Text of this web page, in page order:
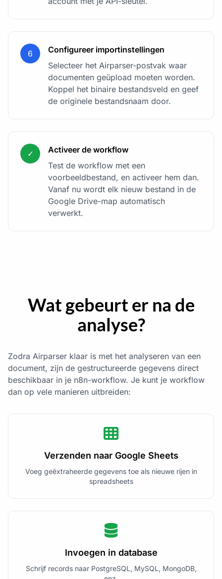
6
Configureer importinstellingen
Selecteer het Airparser-postvak waar
documenten geüpload moeten worden.
Koppel het binaire bestandsveld en geef
de originele bestandsnaam door.
✓
Activeer de workflow
Test de workflow met een
voorbeeldbestand, en activeer hem dan.
Vanaf nu wordt elk nieuw bestand in de
Google Drive-map automatisch
verwerkt.
Wat gebeurt er na de
analyse?
Zodra Airparser klaar is met het analyseren van een
document, zijn de gestructureerde gegevens direct
beschikbaar in je n8n-workflow. Je kunt je workflow
dan op vele manieren uitbreiden:
Verzenden naar Google Sheets
Voeg geëxtraheerde gegevens toe als nieuwe rijen in
spreadsheets
Invoegen in database
Schrijf records naar PostgreSQL, MySQL, MongoDB,